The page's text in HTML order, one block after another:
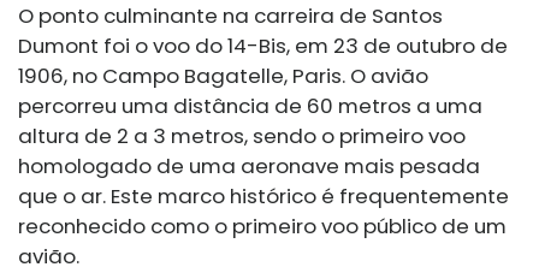
O ponto culminante na carreira de Santos
Dumont foi o voo do 14-Bis, em 23 de outubro de
1906, no Campo Bagatelle, Paris. O avião
percorreu uma distância de 60 metros a uma
altura de 2 a 3 metros, sendo o primeiro voo
homologado de uma aeronave mais pesada
que o ar. Este marco histórico é frequentemente
reconhecido como o primeiro voo público de um
avião.